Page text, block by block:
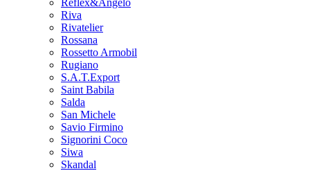
Reflex&Angelo
Riva
Rivatelier
Rossana
Rossetto Armobil
Rugiano
S.A.T.Export
Saint Babila
Salda
San Michele
Savio Firmino
Signorini Coco
Siwa
Skandal